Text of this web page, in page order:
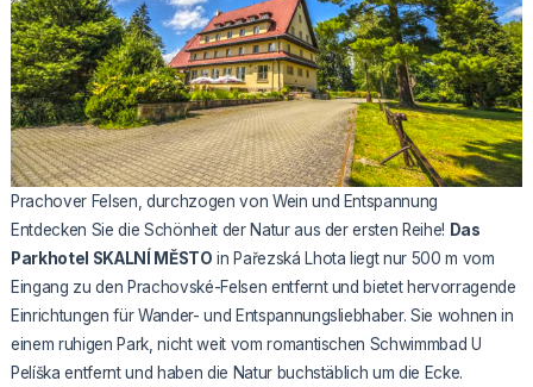
Prachover Felsen, durchzogen von Wein und Entspannung
Entdecken Sie die Schönheit der Natur aus der ersten Reihe! Das
Parkhotel SKALNÍ MĚSTO in Pařezská Lhota liegt nur 500 m vom
Eingang zu den Prachovské-Felsen entfernt und bietet hervorragende
Einrichtungen für Wander- und Entspannungsliebhaber. Sie wohnen in
einem ruhigen Park, nicht weit vom romantischen Schwimmbad U
Pelíška entfernt und haben die Natur buchstäblich um die Ecke.